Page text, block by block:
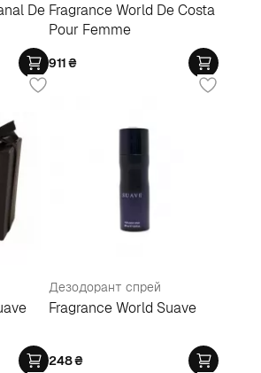
De Fragrance World De Costa
Pour Femme
911₴
Дезодорант спрей
Fragrance World Suave
248₴